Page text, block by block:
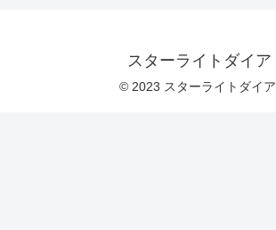
スターライトダイア
© 2023 スターライトダイア.